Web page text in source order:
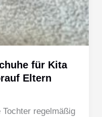
für Kita
Eltern
regelmäßig